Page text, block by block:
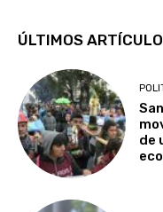
ÚLTIMOS
de